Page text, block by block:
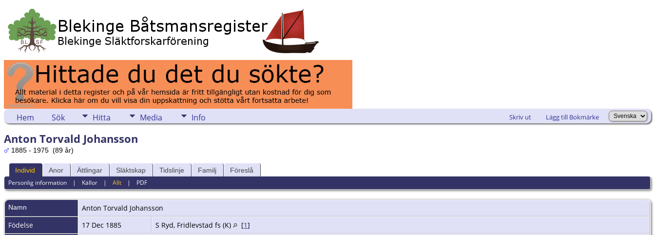
Hem Sök Hitta Media Info Skriv ut Lägg till Bokmärke
Anton Torvald Johansson
1885 - 1975 (89 år)
Individ Anor Ättlingar Släktskap Tidslinje Familj Föreslå
Personlig information | Källor |Allt | PDF
Namn Anton Torvald Johansson
Födelse
17 Dec 1885 S Ryd, Fridlevstad fs (K) [1]